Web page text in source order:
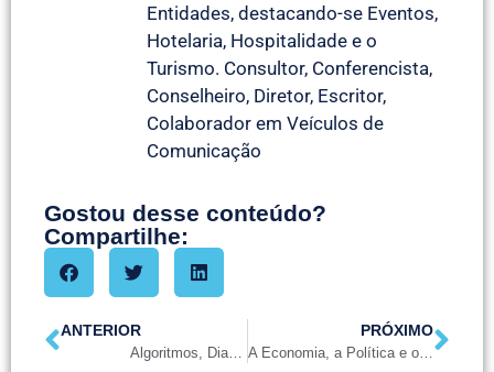
Entidades, destacando-se Eventos,
Hotelaria, Hospitalidade e o
Turismo. Consultor, Conferencista,
Conselheiro, Diretor, Escritor,
Colaborador em Veículos de
Comunicação
Gostou desse conteúdo?
Compartilhe:
ANTERIOR
Algoritmos, Diagnósticos e Gestões
PRÓXIMO
A Economia, a Política e o fenômeno turístico